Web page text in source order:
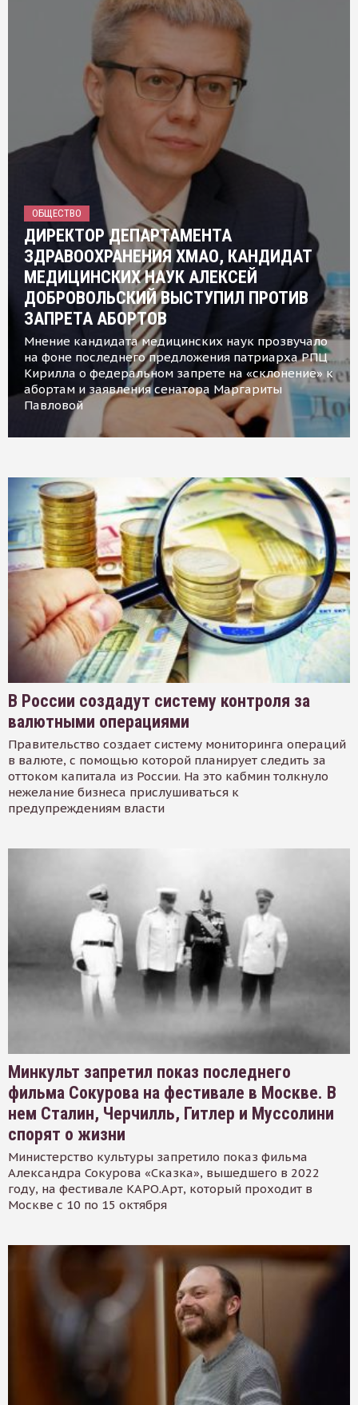
ОБЩЕСТВО
ДИРЕКТОР ДЕПАРТАМЕНТА
ЗДРАВООХРАНЕНИЯ ХМАО, КАНДИДАТ
МЕДИЦИНСКИХ НАУК АЛЕКСЕЙ
ДОБРОВОЛЬСКИЙ ВЫСТУПИЛ ПРОТИВ
ЗАПРЕТА АБОРТОВ
Мнение кандидата медицинских наук прозвучало
на фоне последнего предложения патриарха РПЦ
Кирилла о федеральном запрете на «склонение» к
абортам и заявления сенатора Маргариты
Павловой
В России создадут систему контроля за
валютными операциями
Правительство создает систему мониторинга операций
в валюте, с помощью которой планирует следить за
оттоком капитала из России. На это кабмин толкнуло
нежелание бизнеса прислушиваться к
предупреждениям власти
Минкульт запретил показ последнего
фильма Сокурова на фестивале в Москве. В
нем Сталин, Черчилль, Гитлер и Муссолини
спорят о жизни
Министерство культуры запретило показ фильма
Александра Сокурова «Сказка», вышедшего в 2022
году, на фестивале КАРО.Арт, который проходит в
Москве с 10 по 15 октября